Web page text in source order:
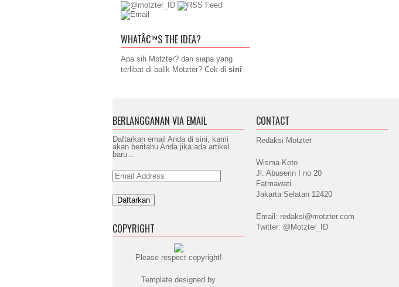
WHATÂ€™S THE IDEA?
Apa sih Motzter? dan siapa yang
terlibat di balik Motzter? Cek di sini
BERLANGGANAN VIA EMAIL
Daftarkan email Anda di sini, kami
akan beritahu Anda jika ada artikel
baru...
Email
Address
COPYRIGHT
Please respect copyright!
Template designed by
CONTACT
Redaksi Motzter
Wisma Koto
Jl. Abuserin I no 20
Fatmawati
Jakarta Selatan 12420
Email: redaksi@motzter.com
Twitter: @Motzter_ID